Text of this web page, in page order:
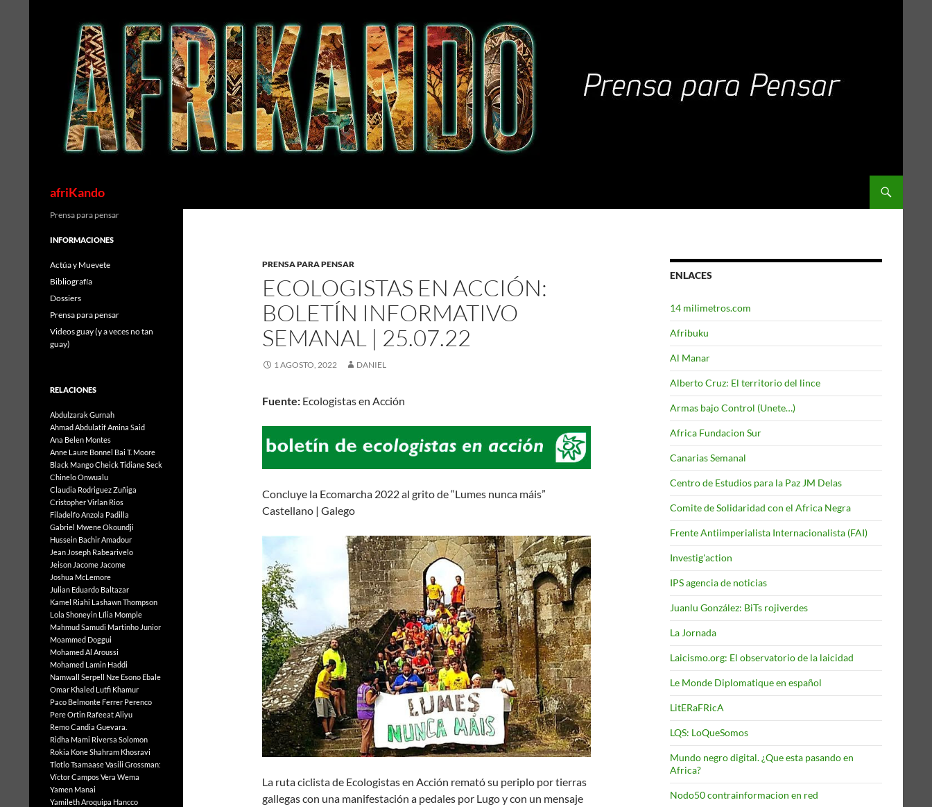
afriKando
PRENSA PARA PENSAR
ECOLOGISTAS EN ACCIÓN:
BOLETÍN INFORMATIVO
SEMANAL | 25.07.22
1 AGOSTO, 2022 DANIEL
Fuente: Ecologistas en Acción
Concluye la Ecomarcha 2022 al grito de “Lumes nunca máis”
Castellano | Galego
La ruta ciclista de Ecologistas en Acción remató su periplo por tierras
gallegas con una manifestación a pedales por Lugo y con un mensaje
ENLACES
14 milimetros.com
Afribuku
Al Manar
Alberto Cruz: El territorio del lince
Armas bajo Control (Unete…)
Africa Fundacion Sur
Canarias Semanal
Centro de Estudios para la Paz JM Delas
Comite de Solidaridad con el Africa Negra
Frente Antiimperialista Internacionalista (FAI)
Investig'action
IPS agencia de noticias
Juanlu González: BiTs rojiverdes
La Jornada
Laicismo.org: El observatorio de la laicidad
Le Monde Diplomatique en español
LitERaFRicA
LQS: LoQueSomos
Mundo negro digital. ¿Que esta pasando en
Africa?
Nodo50 contrainformacion en red
Prensa para pensar
INFORMACIONES
Actúa y Muevete
Bibliografía
Dossiers
Prensa para pensar
Videos guay (y a veces no tan
guay)
RELACIONES
Abdulzarak Gurnah
Ahmad AbdulatifAmina Said
Ana Belen Montes
Anne Laure Bonnel Bai T. Moore
Black MangoCheick Tidiane Seck
Chinelo Onwualu
Claudia Rodriguez Zuñiga
Cristopher Virlan Rios
Filadelfo Anzola Padilla
Gabriel Mwene Okoundji
Hussein Bachir Amadour
Jean Joseph Rabearivelo
Jeison Jacome Jacome
Joshua McLemore
Julian Eduardo Baltazar
Kamel Riahi Lashawn Thompson
Lola Shoneyin Lília Momple
Mahmud Samudi Martinho Junior
Moammed Doggui
Mohamed Al Aroussi
Mohamed Lamin Haddi
Namwall Serpell Nze Esono Ebale
Omar Khaled Lutfi Khamur
Paco Belmonte Ferrer Perenco
Pere Ortin Rafeeat Aliyu
Remo Candia Guevara.
Ridha Mami Riversa Solomon
Rokia KoneShahram Khosravi
Tlotlo TsamaaseVasili Grossman:
Víctor Campos Vera Wema
Yamen Manai
Yamileth Aroquipa Hancco